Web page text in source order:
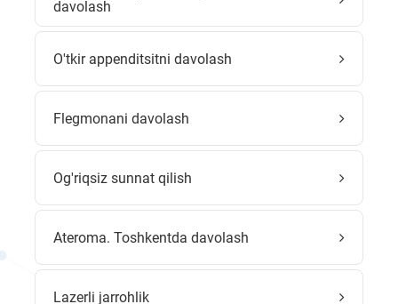
davolash
O'tkir appenditsitni davolash
Flegmonani davolash
Og'riqsiz sunnat qilish
Ateroma. Toshkentda davolash
Lazerli jarrohlik